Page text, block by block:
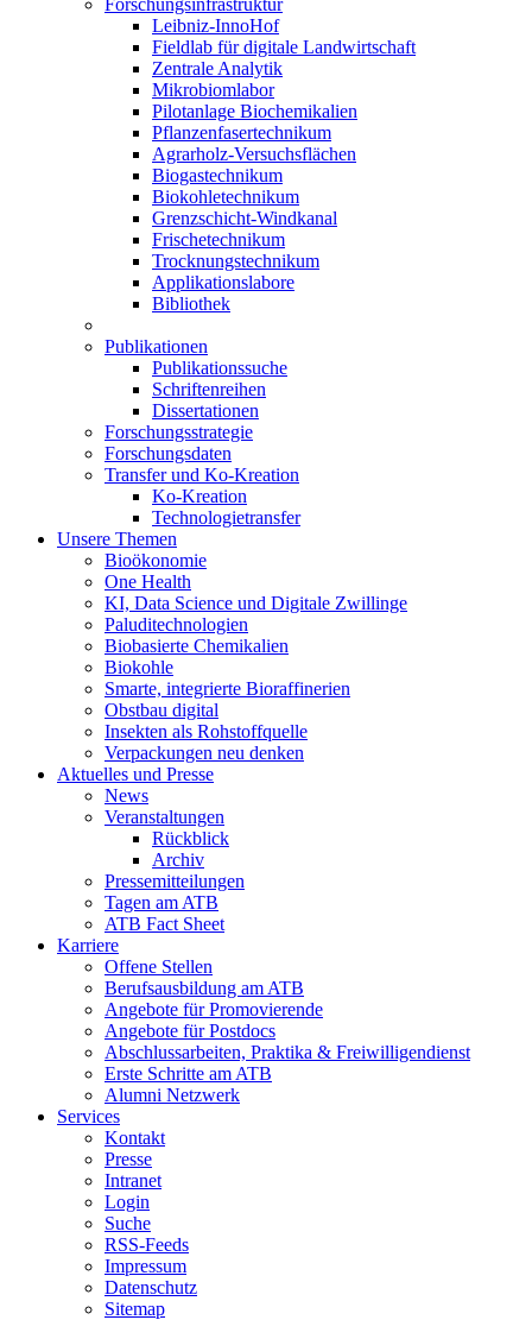
Forschungsinfrastruktur
Leibniz-InnoHof
Fieldlab für digitale Landwirtschaft
Zentrale Analytik
Mikrobiomlabor
Pilotanlage Biochemikalien
Pflanzenfasertechnikum
Agrarholz-Versuchsflächen
Biogastechnikum
Biokohletechnikum
Grenzschicht-Windkanal
Frischetechnikum
Trocknungstechnikum
Applikationslabore
Bibliothek
Publikationen
Publikationssuche
Schriftenreihen
Dissertationen
Forschungsstrategie
Forschungsdaten
Transfer und Ko-Kreation
Ko-Kreation
Technologietransfer
Unsere Themen
Bioökonomie
One Health
KI, Data Science und Digitale Zwillinge
Paluditechnologien
Biobasierte Chemikalien
Biokohle
Smarte, integrierte Bioraffinerien
Obstbau digital
Insekten als Rohstoffquelle
Verpackungen neu denken
Aktuelles und Presse
News
Veranstaltungen
Rückblick
Archiv
Pressemitteilungen
Tagen am ATB
ATB Fact Sheet
Karriere
Offene Stellen
Berufsausbildung am ATB
Angebote für Promovierende
Angebote für Postdocs
Abschlussarbeiten, Praktika & Freiwilligendienst
Erste Schritte am ATB
Alumni Netzwerk
Services
Kontakt
Presse
Intranet
Login
Suche
RSS-Feeds
Impressum
Datenschutz
Sitemap